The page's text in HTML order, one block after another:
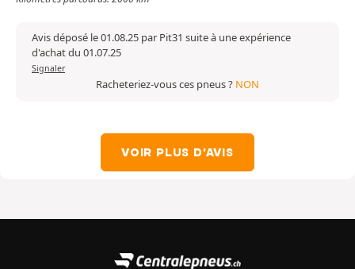
Avis déposé le 01.08.25 par Pit31 suite à une expérience
d'achat du 01.07.25
Signaler
Racheteriez-vous ces pneus ? NON
VOIR PLUS D'AVIS